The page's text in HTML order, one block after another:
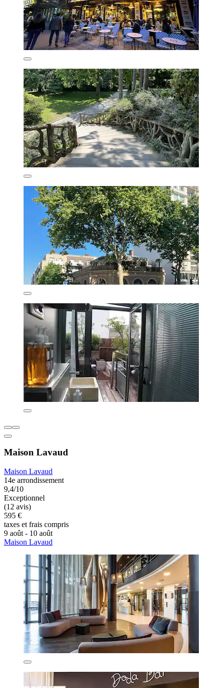
Maison Lavaud
Maison Lavaud
14e arrondissement
9,4/10
Exceptionnel
(12 avis)
595 €
taxes et frais compris
9 août - 10 août
Maison Lavaud